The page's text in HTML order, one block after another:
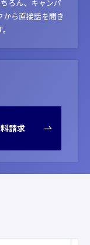
ろん、キャンパ
ら直接話を聞き
請求